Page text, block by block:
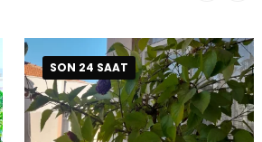
SON 24 SAAT